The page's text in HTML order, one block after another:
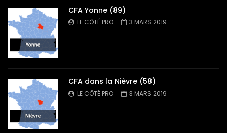
CFA Yonne (89)
LE CÔTÉ PRO 3 MARS 2019
CFA dans la Nièvre (58)
LE CÔTÉ PRO 3 MARS 2019